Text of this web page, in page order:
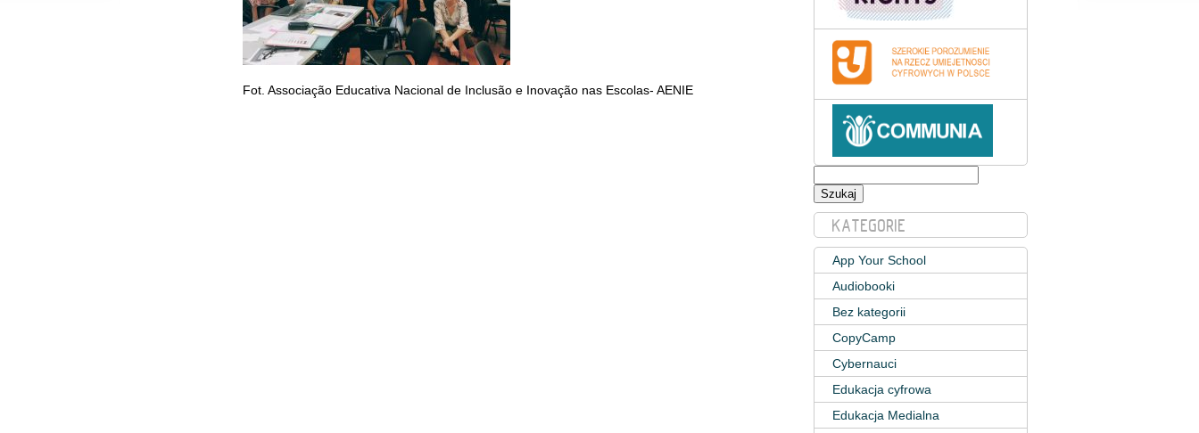
Fot. Associação Educativa Nacional de Inclusão e Inovação nas Escolas- AENIE
KATEGORIE
App Your School
Audiobooki
Bez kategorii
CopyCamp
Cybernauci
Edukacja cyfrowa
Edukacja Medialna